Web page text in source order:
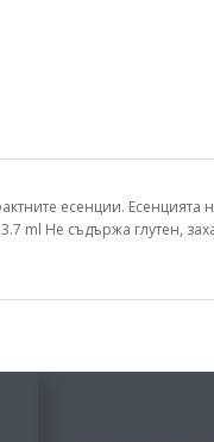
есенции.
ml Не съдържа глутен,